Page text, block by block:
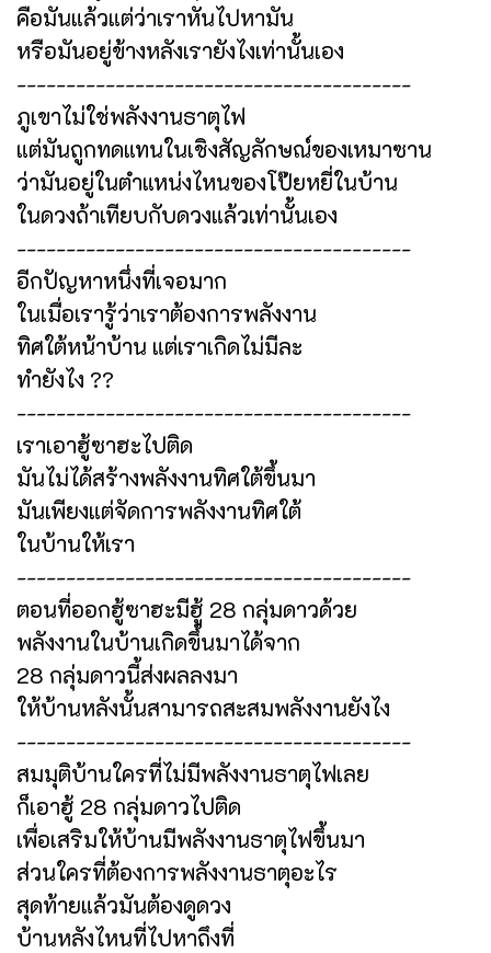
คือมันแล้วแต่ว่าเราหันไปหามัน
หรือมันอยู่ข้างหลังเรายังไงเท่านั้นเอง
----------------------------------------
ภูเขาไม่ใช่พลังงานธาตุไฟ
แต่มันถูกทดแทนในเชิงสัญลักษณ์ของเหมาซาน
ว่ามันอยู่ในตำแหน่งไหนของโป๊ยหยี่ในบ้าน
ในดวงถ้าเทียบกับดวงแล้วเท่านั้นเอง
----------------------------------------
อีกปัญหาหนึ่งที่เจอมาก
ในเมื่อเรารู้ว่าเราต้องการพลังงาน
ทิศใต้หน้าบ้าน แต่เราเกิดไม่มีละ
ทำยังไง ??
----------------------------------------
เราเอาฮู้ซาฮะไปติด
มันไม่ได้สร้างพลังงานทิศใต้ขึ้นมา
มันเพียงแต่จัดการพลังงานทิศใต้
ในบ้านให้เรา
----------------------------------------
ตอนที่ออกฮู้ซาฮะมีฮู้ 28 กลุ่มดาวด้วย
พลังงานในบ้านเกิดขึ้นมาได้จาก
28 กลุ่มดาวนี้ส่งผลลงมา
ให้บ้านหลังนั้นสามารถสะสมพลังงานยังไง
----------------------------------------
สมมุติบ้านใครที่ไม่มีพลังงานธาตุไฟเลย
ก็เอาฮู้ 28 กลุ่มดาวไปติด
เพื่อเสริมให้บ้านมีพลังงานธาตุไฟขึ้นมา
ส่วนใครที่ต้องการพลังงานธาตุอะไร
สุดท้ายแล้วมันต้องดูดวง
บ้านหลังไหนที่ไปหาถึงที่